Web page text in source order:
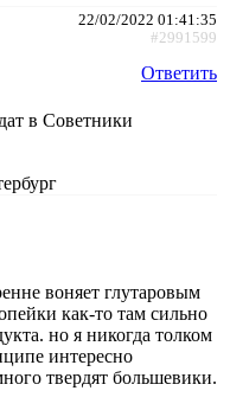
22/02/2022 01:41:35
#2991599
Ответить
в Советники
воняет глутаровым
как-то там сильно
но я никогда толком
интересно
твердят большевики.